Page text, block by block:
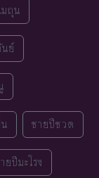
มถุน
ย์
ชายปีชวด
ยปีมะโรง